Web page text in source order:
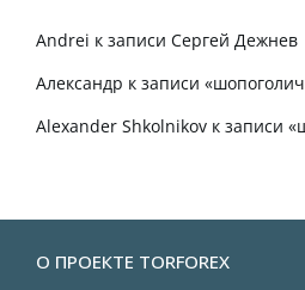
Andrei к записи Сергей Дежнев
Александр к записи
Alexander Shkolnikov к записи
О ПРОЕКТЕ TORFOREX